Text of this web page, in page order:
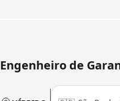
Engenheiro de